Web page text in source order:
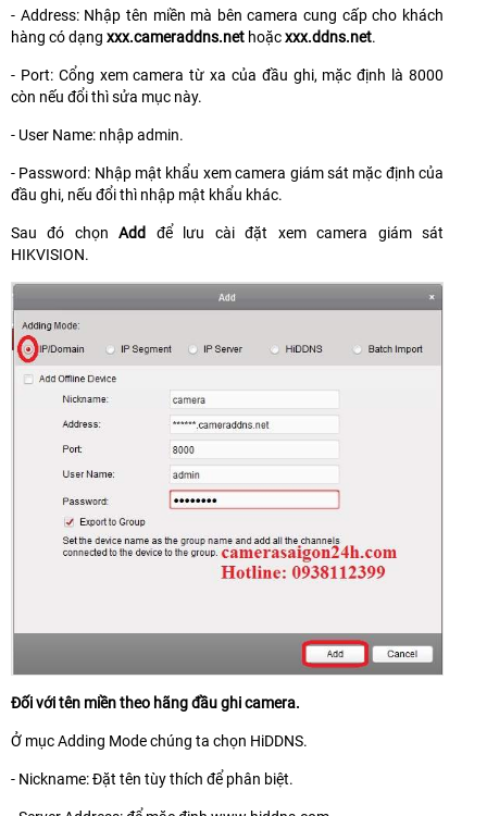
- Address: Nhập tên miền mà bên camera cung cấp cho khách
hàng có dạng xxx.cameraddns.net hoặcxxx.ddns.net.
- Port: Cổng xem camera từ xa của đầu ghi, mặc định là 8000
còn nếu đổi thì sửa mục này.
- User Name: nhập admin.
- Password: Nhập mật khẩu xem camera giám sát mặc định của
đầu ghi, nếu đổi thì nhập mật khẩu khác.
Sau đó chọnAdd
để lưu cài đặt xem camera giám sát
HIKVISION.
Đối với tên miền theo hãng đầu ghi camera.
Ở mục Adding Mode chúng ta chọn HiDDNS.
- Nickname: Đặt tên tùy thích để phân biệt.